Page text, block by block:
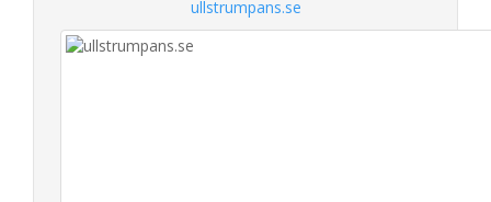
ullstrumpans.se